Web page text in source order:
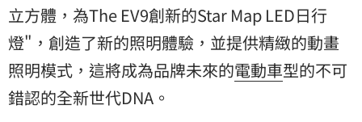
立方體，為The EV9創新的Star Map LED日行
燈"，創造了新的照明體驗，並提供精緻的動畫
照明模式，這將成為品牌未來的電動車型的不可
錯認的全新世代DNA。